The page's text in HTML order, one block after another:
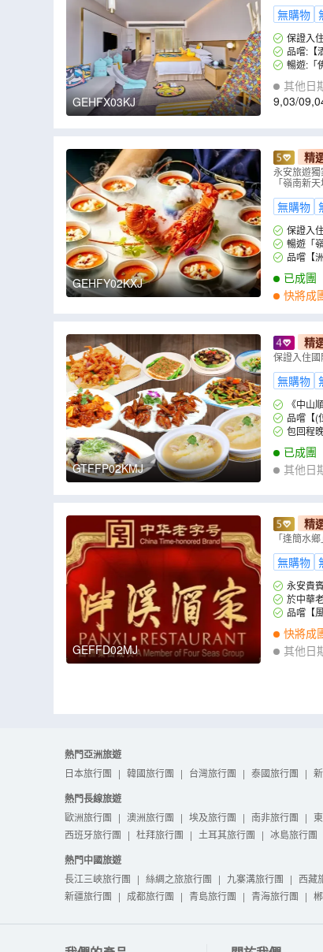
GEHFX03KJ
情」「
無購物
保證入
頓酒店(每
品嚐:【
宴】暢遊:「
其他日
9,03/09,
GEHFY02KXJ
精
【洲際
永安旅遊獨
「嶺南新
無購物
保證入
暢遊「
品嚐【
燴花膠】
已成團
快將成
GTFFP02KMJ
精
+琉璃
保證入住
無購物
《中山
品嚐【(
廷珍饈金
包回程
已成團
其他日
GEFFD02MJ
精
用【
「逢簡水
無購物
永安貴
於中華
品嚐【
快將成
其他日
熱門亞洲旅遊
日本旅行團 | 韓國旅行團 | 台灣旅行團 | 泰國旅行團 |
熱門長線旅遊
歐洲旅行團 | 澳洲旅行團 | 埃及旅行團 | 南非旅行團 |
西班牙旅行團 | 杜拜旅行團 | 土耳其旅行團 | 冰島旅行團
熱門中國旅遊
長江三峽旅行團 | 絲綢之旅旅行團 | 九寨溝旅行團 | 西藏
新疆旅行團 | 成都旅行團 | 青島旅行團 | 青海旅行團 |